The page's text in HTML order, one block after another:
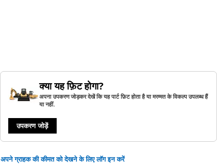
क्या यह फ़िट होगा?
अपना उपकरण जोड़कर देखें कि यह पार्ट फ़िट होता है या मरम्मत के विकल्प उपलब्ध हैं
या नहीं.
उपकरण जोड़ें
अपने ग्राहक की कीमत को देखने के लिए लॉग इन करें